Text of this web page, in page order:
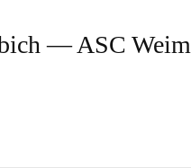
— ASC